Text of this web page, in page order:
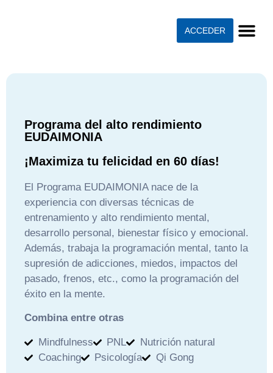
ACCEDER
Programa del alto rendimiento
EUDAIMONIA
¡Maximiza tu felicidad en 60 días!
El Programa EUDAIMONIA nace de la
experiencia con diversas técnicas de
entrenamiento y alto rendimiento mental,
desarrollo personal, bienestar físico y emocional.
Además, trabaja la programación mental, tanto la
supresión de adicciones, miedos, impactos del
pasado, frenos, etc., como la programación del
éxito en la mente.
Combina entre otras
Mindfulness PNL
Nutrición natural
Coaching
Psicología Qi Gong